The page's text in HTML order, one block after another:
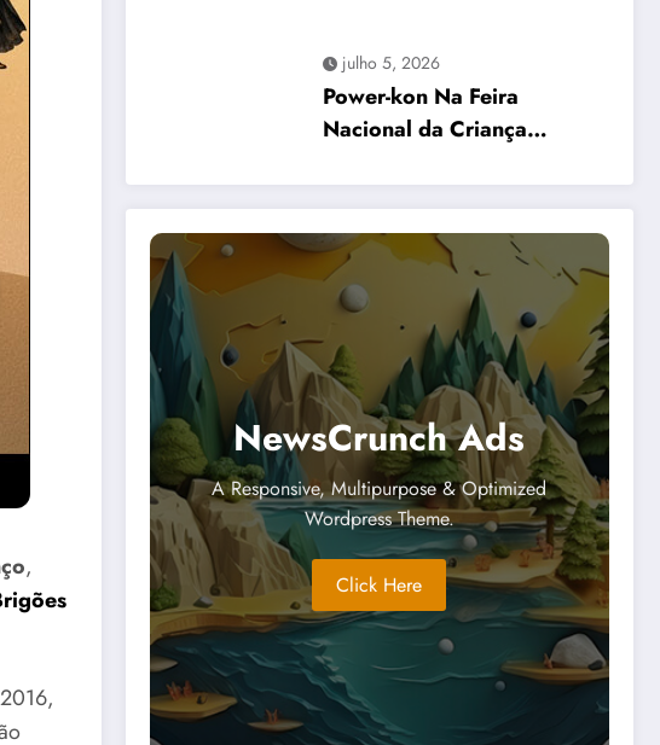
,
julho 5, 2026
Power-kon Na Feira
Nacional da Criança
NewsCrunch Ads
A Responsive, Multipurpose & Optimized
Wordpress Theme.
Click Here